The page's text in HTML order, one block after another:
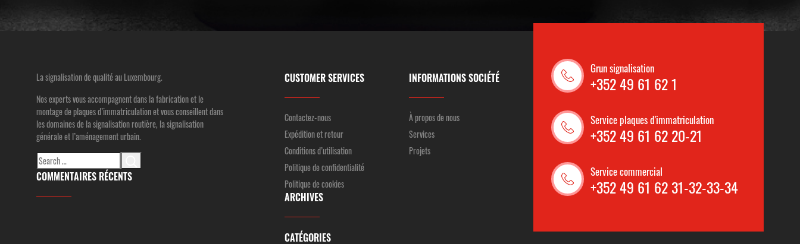
La signalisation de qualité au Luxembourg.
Nos experts vous accompagnent dans la fabrication et le
montage de plaques d’immatriculation et vous conseillent dans
les domaines de la signalisation routière, la signalisation
générale et l’aménagement urbain.
Search
for:
COMMENTAIRES RÉCENTS
CUSTOMER SERVICES
Contactez-nous
Expédition et retour
Conditions d’utilisation
Politique de confidentialité
Politique de cookies
ARCHIVES
CATÉGORIES
INFORMATIONS SOCIÉTÉ
À propos de nous
Services
Projets
Grun signalisation
+352 49 61 62 1
Service plaques d'immatriculation
+352 49 61 62 20-21
Service commercial
+352 49 61 62 31-32-33-34